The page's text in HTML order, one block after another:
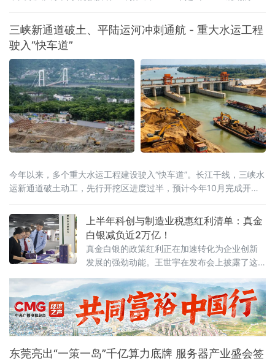
（2026—2030年）》，明确到2030年全产业链规模达1.5万亿元的
目标，《扩大消费“十五五”规划》更是将茶叶列为历史经典产业；桐
柏茶产业深度契合国家
三峡新通道破土、平陆运河冲刺通航 - 重大水运工程
驶入“快车道”
今年以来，多个重大水运工程建设驶入“快车道”。长江干线，三峡水
运新通道破土动工，先行开挖区进度过半，预计今年10月完成开挖
航冲刺；东海之滨，长江口南槽航道治理二期工程开工建设，建成
后可实现5000吨级船舶全潮通航；琼岛西北，海南洋浦区域国际集
装箱枢纽港扩建工程码头主体全面完工，年内将实现分区投产。一
批水运通道相继
上半年科创与制造业税惠红利清单：真金
白银减负近2万亿！
真金白银的政策红利正在加速转化为企业创新
发展的强劲动能。王世宇在发布会上披露了这
发费用加计扣除等支持企业创新投入和技术转
让的政策减税
东莞亮出“一策一岛”千亿算力底牌 服务器产业盛会签